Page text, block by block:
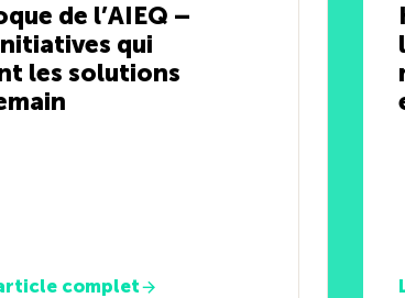
de l’AIEQ –
qui
les solutions
complet